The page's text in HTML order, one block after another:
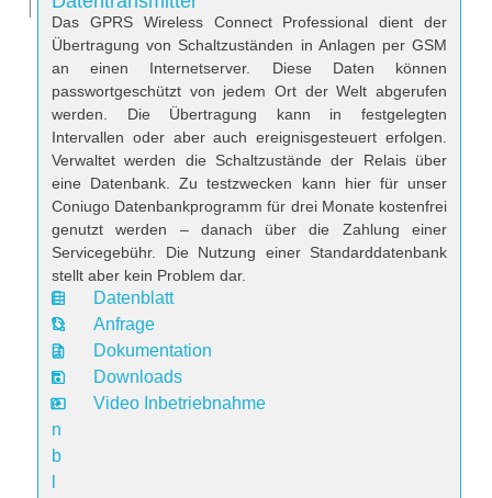
Das GPRS Wireless Connect Professional dient der
Übertragung von Schaltzuständen in Anlagen per GSM
an einen Internetserver. Diese Daten können
passwortgeschützt von jedem Ort der Welt abgerufen
werden. Die Übertragung kann in festgelegten
Intervallen oder aber auch ereignisgesteuert erfolgen.
Verwaltet werden die Schaltzustände der Relais über
eine Datenbank. Zu testzwecken kann hier für unser
Coniugo Datenbankprogramm für drei Monate kostenfrei
genutzt werden – danach über die Zahlung einer
Servicegebühr. Die Nutzung einer Standarddatenbank
stellt aber kein Problem dar.
D
a
t
e
n
b
Datenblatt
Anfrage
Dokumentation
Downloads
Video Inbetriebnahme